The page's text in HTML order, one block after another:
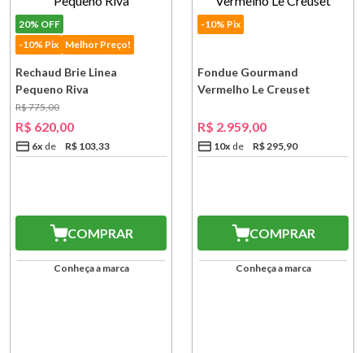
20% OFF
-10% Pix Melhor Preço!
Rechaud Brie Linea
Pequeno Riva
R$775,00
R$ 620,00
6x R$ 103,33
COMPRAR
Conheça a marca
-10% Pix
Fondue Gourmand
Vermelho Le Creuset
R$ 2.959,00
10x R$295,90
COMPRAR
Conheça a marca